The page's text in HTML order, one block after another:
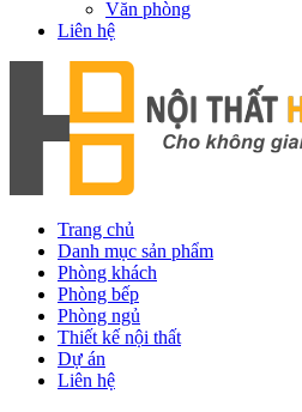
Văn phòng
Liên hệ
Trang chủ
Danh mục sản phẩm
Phòng khách
Phòng bếp
Phòng ngủ
Thiết kế nội thất
Dự án
Liên hệ